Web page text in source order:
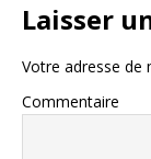
Laisser
Votre adresse de
Commentaire